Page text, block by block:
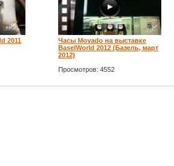
2011
Часы Movado на выставке
BaselWorld 2012 (Базель, март
2012)
Просмотров: 4552